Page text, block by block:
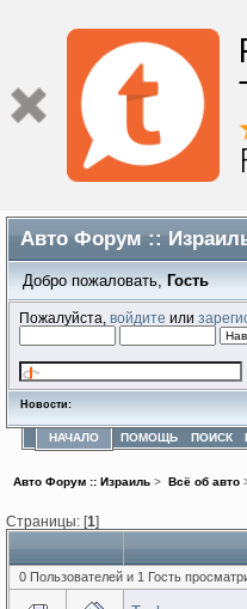
Авто Форум ::
Добро пожаловать, Гость
Пожалуйста,войдите или
Новости:
НАЧАЛО ПОМОЩЬ ПОИСК
Авто Форум :: Израиль > Всё об авто
Страницы: [1]
0 Пользователей и 1 Гость